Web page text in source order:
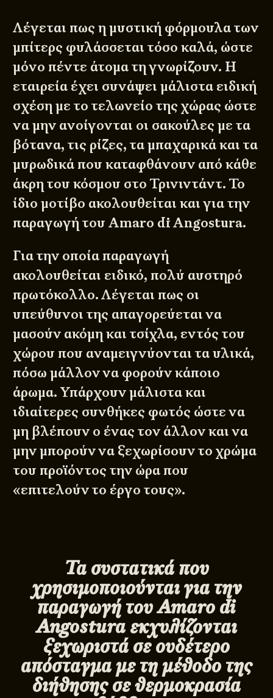
Λέγεται πως η μυστική φόρμουλα των
μπίτερς φυλάσσεται τόσο καλά, ώστε
μόνο πέντε άτομα τη γνωρίζουν. Η
εταιρεία έχει συνάψει μάλιστα ειδική
σχέση με το τελωνείο της χώρας ώστε
να μην ανοίγονται οι σακούλες με τα
βότανα, τις ρίζες, τα μπαχαρικά και τα
μυρωδικά που καταφθάνουν από κάθε
άκρη του κόσμου στο Τρινιντάντ. Το
ίδιο μοτίβο ακολουθείται και για την
παραγωγή του Amaro di Angostura.
Για την οποία παραγωγή
ακολουθείται ειδικό, πολύ αυστηρό
πρωτόκολλο. Λέγεται πως οι
υπεύθυνοι της απαγορεύεται να
μασούν ακόμη και τσίχλα, εντός του
χώρου που αναμειγνύονται τα υλικά,
πόσω μάλλον να φορούν κάποιο
άρωμα. Υπάρχουν μάλιστα και
ιδιαίτερες συνθήκες φωτός ώστε να
μη βλέπουν ο ένας τον άλλον και να
μην μπορούν να ξεχωρίσουν το χρώμα
του προϊόντος την ώρα που
«επιτελούν το έργο τους».
Τα συστατικά που
χρησιμοποιούνται για την
παραγωγή τουAmaro di
Angosturaεκχυλίζονται
ξεχωριστά σε ουδέτερο
απόσταγμα με τη μέθοδο της
διήθησης σε θερμοκρασία